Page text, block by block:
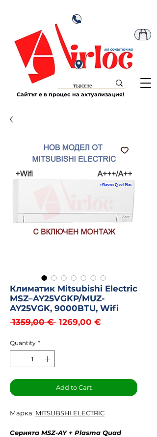
Сайтът е в процес на актуализация!
Климатик Mitsubishi Electric
MSZ–AY25VGKP/MUZ-
AY25VGK, 9000BTU, Wifi
1359,00 € Regular
1269,00 €Sale
Quantity *
Add to Cart
Марка: MITSUBSHI ELECTRIC
Серията MSZ-AY + Plasma Quad